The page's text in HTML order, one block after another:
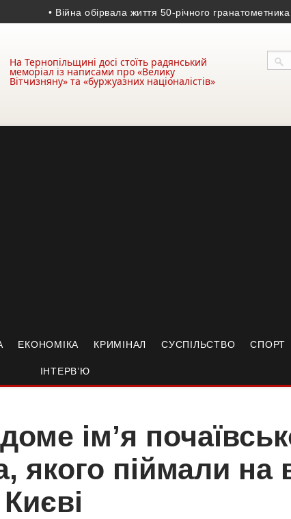
• Війна обірвала життя 50-річного гранатометника з
На Тернопільщині досі стоїть радянський
меморіал із написами про «Велику
Вітчизняну» та «буржуазних націоналістів»
ЕКОНОМІКА КРИМІНАЛ СУСПІЛЬСТВО СПОРТ
ІНТЕРВ’Ю
ім’я
якого піймали на